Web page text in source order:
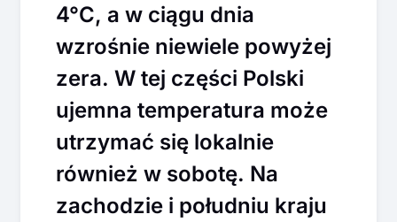
4°C, a w ciągu dnia
wzrośnie niewiele powyżej
zera. W tej części Polski
ujemna temperatura może
utrzymać się lokalnie
również w sobotę. Na
zachodzie i południu kraju